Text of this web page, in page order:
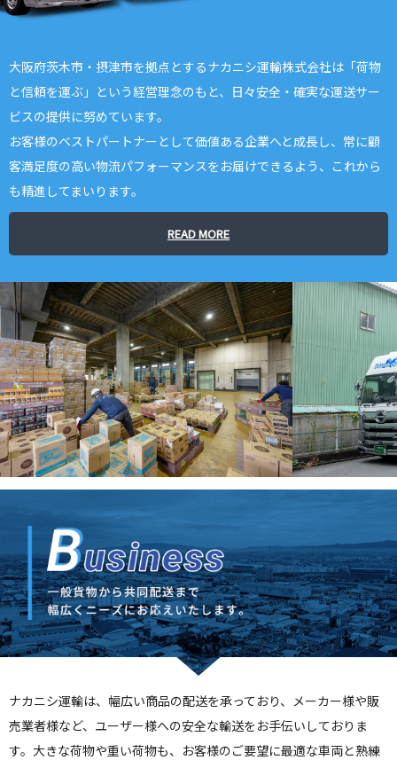
大阪府茨木市・摂津市を拠点とするナカニシ運輸株式会社は「荷物
と信頼を運ぶ」という経営理念のもと、日々安全・確実な運送サー
ビスの提供に努めています。
お客様のベストパートナーとして価値ある企業へと成長し、常に顧
客満足度の高い物流パフォーマンスをお届けできるよう、これから
も精進してまいります。
READ MORE
ナカニシ運輸は、幅広い商品の配送を承っており、メーカー様や販
売業者様など、ユーザー様への安全な輸送をお手伝いしておりま
す。大きな荷物や重い荷物も、お客様のご要望に最適な車両と熟練